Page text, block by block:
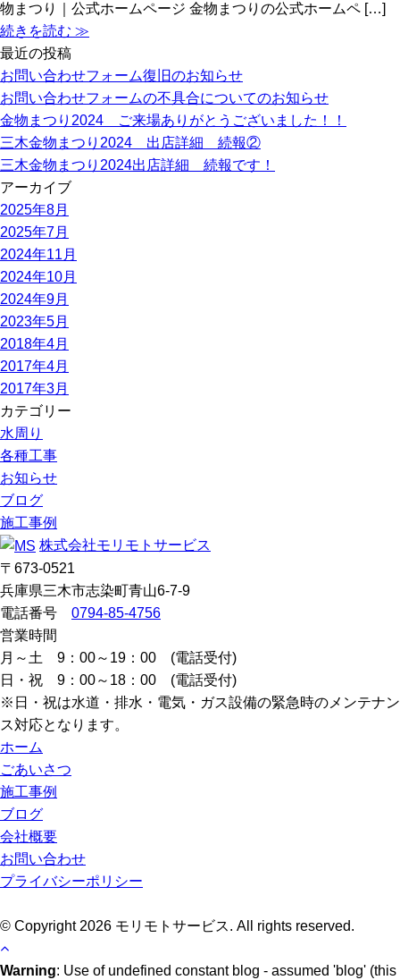
物まつり｜公式ホームページ 金物まつりの公式ホームペ […]
続きを読む ≫
最近の投稿
お問い合わせフォーム復旧のお知らせ
お問い合わせフォームの不具合についてのお知らせ
金物まつり2024 ご来場ありがとうございました！！
三木金物まつり2024 出店詳細 続報②
三木金物まつり2024出店詳細 続報です！
アーカイブ
2025年8月
2025年7月
2024年11月
2024年10月
2024年9月
2023年5月
2018年4月
2017年4月
2017年3月
カテゴリー
水周り
各種工事
お知らせ
ブログ
施工事例
株式会社モリモトサービス
〒673-0521
兵庫県三木市志染町青山6-7-9
電話番号 0794-85-4756
営業時間
月～土 9：00～19：00 (電話受付)
日・祝 9：00～18：00 (電話受付)
※日・祝は水道・排水・電気・ガス設備の緊急時のメンテナン
ス対応となります。
ホーム
ごあいさつ
施工事例
ブログ
会社概要
お問い合わせ
プライバシーポリシー
© Copyright 2026 モリモトサービス. All rights reserved.
Warning: Use of undefined constant blog - assumed 'blog' (this